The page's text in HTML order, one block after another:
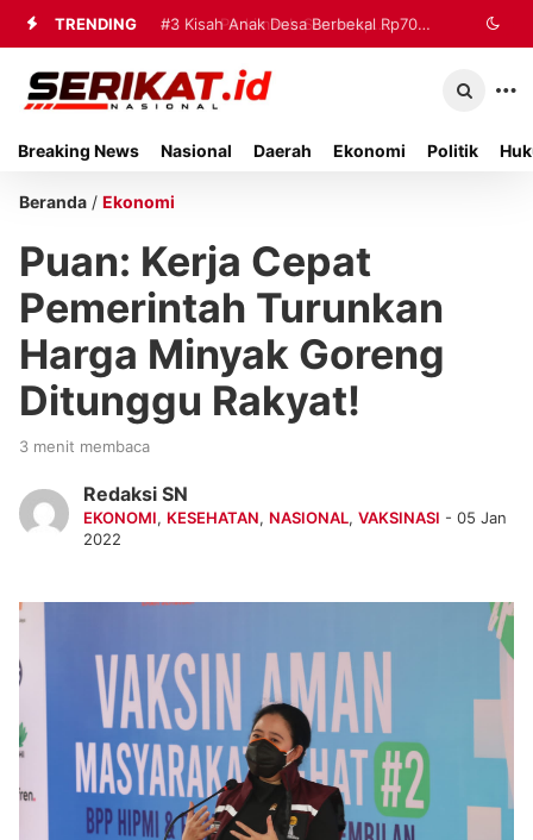
TRENDING #2 Perkimhub Sumenep
Matangkan Pelaksanaan RTLH 2026,
#3 Kisah Anak Desa Berbekal Rp70
Ribu Jadi Referensi Akademik
Breaking News Nasional Daerah Ekonomi Politik
Beranda / Ekonomi
Puan: Kerja Cepat
Pemerintah Turunkan
Harga Minyak Goreng
Ditunggu Rakyat!
3 menit membaca
Redaksi SN
EKONOMI, KESEHATAN, NASIONAL, VAKSINASI - 05 Jan
2022